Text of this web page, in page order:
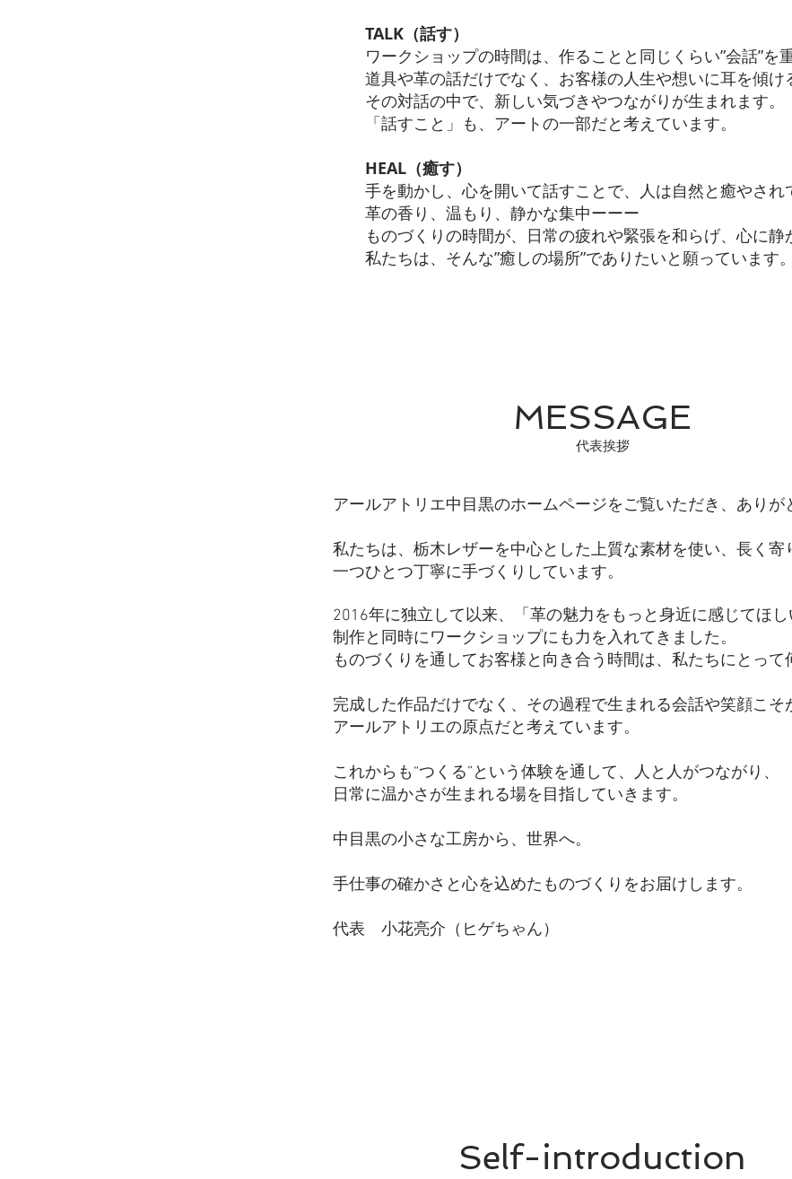
TALK（話す）
ワークショップの時間は、作ることと同じくらい”会話”を
道具や革の話だけでなく、お客様の人生や想いに耳を傾け
その対話の中で、新しい気づきやつながりが生まれます。
​「話すこと」も、アートの一部だと考えています。
HEAL（癒す）
手を動かし、心を開いて話すことで、人は自然と癒やされ
革の香り、温もり、静かな集中ーーー
ものづくりの時間が、日常の疲れや緊張を和らげ、心に静
私たちは、そんな”癒しの場所”でありたいと願っています。
MESSAGE
代表挨拶
アールアトリエ中目黒のホームページをご覧いただき、ありが
私たちは、栃木レザーを中心とした上質な素材を使い、長く寄
一つひとつ丁寧に手づくりしています。
2016年に独立して以来、「革の魅力をもっと身近に感じてほし
制作と同時にワークショップにも力を入れてきました。
ものづくりを通してお客様と向き合う時間は、私たちにとって
完成した作品だけでなく、その過程で生まれる会話や笑顔こそ
アールアトリエの原点だと考えています。
これからも“つくる”という体験を通して、人と人がつながり、
日常に温かさが生まれる場を目指していきます。
中目黒の小さな工房から、世界へ。
手仕事の確かさと心を込めたものづくりをお届けします。
代表 小花亮介（ヒゲちゃん）
Self-introduction